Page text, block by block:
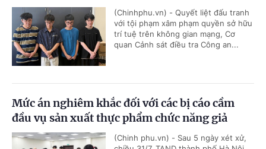
(Chinhphu.vn) - Quyết liệt đấu tranh
với tội phạm xâm phạm quyền sở hữu
trí tuệ trên không gian mạng, Cơ
quan Cảnh sát điều tra Công an...
Mức án nghiêm khắc đối với các bị cáo cầm
đầu vụ sản xuất thực phẩm chức năng giả
(Chinh phu.vn) - Sau 5 ngày xét xử,